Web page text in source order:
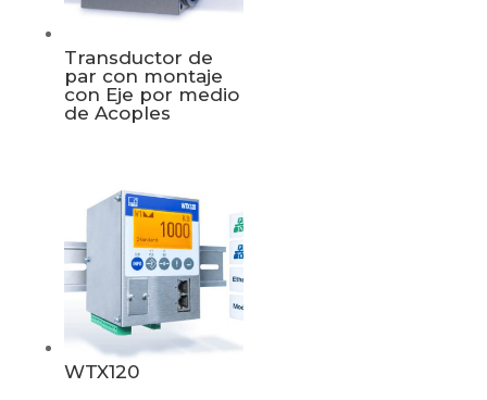
Transductor de
par con montaje
con Eje por medio
de Acoples
WTX120